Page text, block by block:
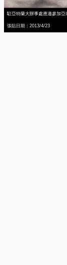
駐亞特蘭大辦事處應邀參加
張貼日期：2013/4/23